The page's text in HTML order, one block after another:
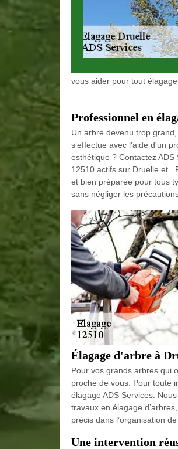
vous aider pour tout élagage
Professionnel en
Un arbre devenu trop
s’effectue avec l'aide d'un
esthétique ? Contactez
12510 actifs sur Druelle et .
et bien préparée pour tous
sans négliger les
Élagage d'arbre à
Pour vos grands arbres qui
proche de vous. Pour toute
élagage ADS Services.
travaux en élagage
précis dans l’organisation
Une intervention